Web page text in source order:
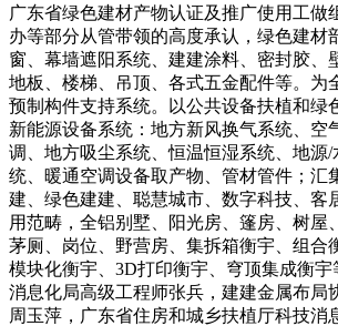
广东省绿色建材产物认证及推广使用工做
办等部分从管带领的高度承认，绿色建材
窗、幕墙遮阳系统、建建涂料、密封胶、
地板、楼梯、吊顶、各式五金配件等。为
预制构件支持系统。以公共设备扶植和绿
新能源设备系统：地方新风换气系统、空
调、地方吸尘系统、恒温恒湿系统、地源/
统、暖通空调设备取产物、管材管件；汇
建、绿色建建、聪慧城市、数字科技、客
用范畴，全铝别墅、阳光房、篷房、树屋
茅厕、岗位、野营房、集拆箱衡宇、组合
模块化衡宇、3D打印衡宇、穹顶集成衡
消息化局高级工程师张兵，建建金属布局
周玉萍，广东省住房和城乡扶植厅科技消